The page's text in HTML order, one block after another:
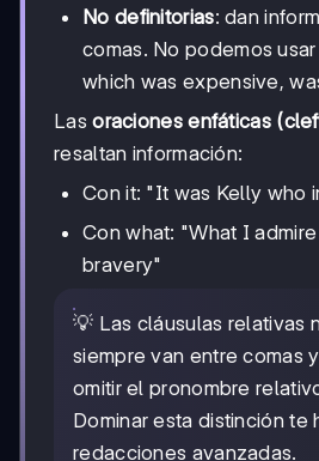
No definitorias: dan
comas. No podemos
which was expensive,
Lasoraciones enfáticas
resaltan información:
Con it: "It was Kelly who
Con what: "What I
bravery"
💡 Las cláusulas relativas
siempre van entre comas
omitir el pronombre
Dominar esta distinción te
redacciones avanzadas.